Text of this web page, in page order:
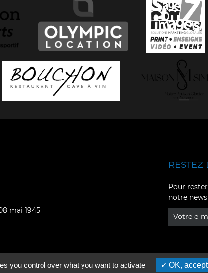
mai 1945
YouTube
RESTEZ
Pour
notre
you control over what you want to activate OK, accept